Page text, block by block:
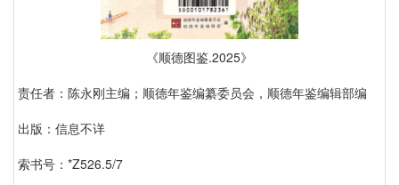
《顺德图鉴.2025》
责任者：陈永刚主编；顺德年鉴编纂委员会，顺德年鉴编辑部编
出版：信息不详
索书号：*Z526.5/7